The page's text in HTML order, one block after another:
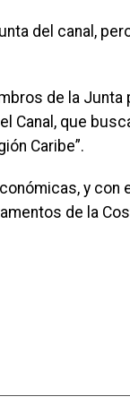
del canal,
de la Junta
Canal, que
Caribe”.
y con
de la